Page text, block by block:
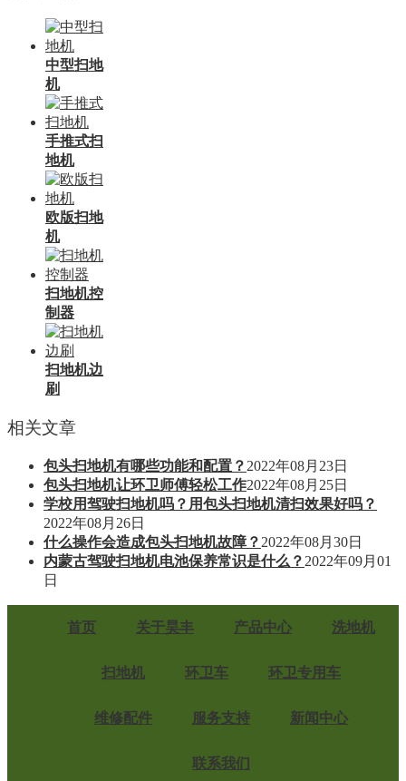
中型扫地
机
手推式扫
地机
欧版扫地
机
扫地机控
制器
扫地机边
刷
相关文章
包头扫地机有哪些功能和配置？ 2022年08月23日
包头扫地机让环卫师傅轻松工作2022年08月25日
学校用驾驶扫地机吗？用包头扫地机清扫效果好吗？
2022年08月26日
什么操作会造成包头扫地机故障？ 2022年08月30日
内蒙古驾驶扫地机电池保养常识是什么？ 2022年09月01
日
首页 关于昊丰 产品中心 洗地机
扫地机 环卫车 环卫专用车
维修配件 服务支持 新闻中心
联系我们